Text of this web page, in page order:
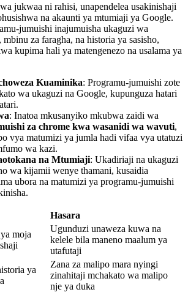
jukwaa ni rahisi, unapendelea usakinishaji
na akaunti ya mtumiaji ya Google.
jumuishi inajumuisha ukaguzi wa
za faragha, na historia ya sasisho,
kupima hali ya matengenezo na usalama ya
Kuaminika: Programu-jumuishi zote
wa ukaguzi na Google, kupunguza hatari
: Inatoa mkusanyiko mkubwa zaidi wa
za chrome kwa wasanidi wa wavuti,
vya matumizi ya jumla hadi vifaa vya utatuzi
wa kazi.
na Mtumiaji: Ukadiriaji na ukaguzi
wa kijamii wenye thamani, kusaidia
ubora na matumizi ya programu-jumuishi
Hasara
moja
Ugunduzi unaweza kuwa na
kelele bila maneno maalum ya
utafutaji
ya
Zana za malipo mara nyingi
zinahitaji mchakato wa malipo
nje ya duka